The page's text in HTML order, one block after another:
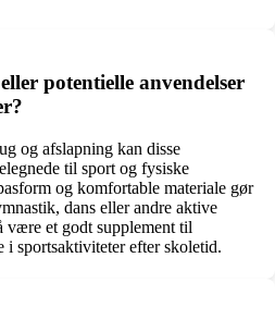
potentielle anvendelser
og afslapning kan disse
til sport og fysiske
og komfortable materiale gør
dans eller andre aktive
være et godt supplement til
i sportsaktiviteter efter skoletid.